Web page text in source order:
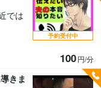
では
100円/分
予約受付中
きま